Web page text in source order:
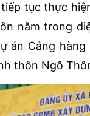
tục thực
nằm trong
án Cảng
thôn Ngô